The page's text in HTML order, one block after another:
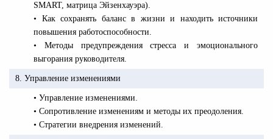
SMART, матрица Эйзенхауэра).
• Как сохранять баланс в жизни и находить источники
повышения работоспособности.
• Методы предупреждения стресса и эмоционального
выгорания руководителя.
8. Управление изменениями
• Управление изменениями.
• Сопротивление изменениям и методы их преодоления.
• Стратегии внедрения изменений.